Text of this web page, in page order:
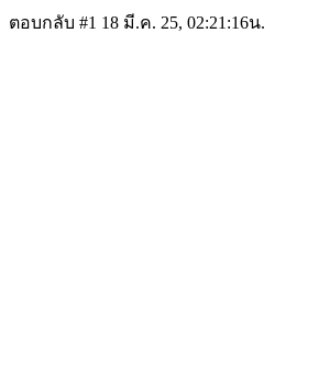
ตอบกลับ #1 18 มี.ค. 25, 02:21:16น.